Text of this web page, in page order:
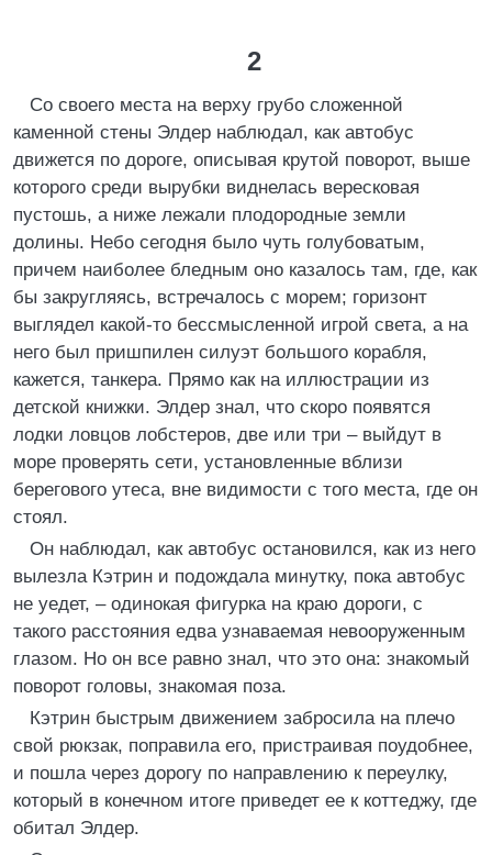
2
Со своего места на верху грубо сложенной
каменной стены Элдер наблюдал, как автобус
движется по дороге, описывая крутой поворот, выше
которого среди вырубки виднелась вересковая
пустошь, а ниже лежали плодородные земли
долины. Небо сегодня было чуть голубоватым,
причем наиболее бледным оно казалось там, где, как
бы закругляясь, встречалось с морем; горизонт
выглядел какой-то бессмысленной игрой света, а на
него был пришпилен силуэт большого корабля,
кажется, танкера. Прямо как на иллюстрации из
детской книжки. Элдер знал, что скоро появятся
лодки ловцов лобстеров, две или три – выйдут в
море проверять сети, установленные вблизи
берегового утеса, вне видимости с того места, где он
стоял.
Он наблюдал, как автобус остановился, как из него
вылезла Кэтрин и подождала минутку, пока автобус
не уедет, – одинокая фигурка на краю дороги, с
такого расстояния едва узнаваемая невооруженным
глазом. Но он все равно знал, что это она: знакомый
поворот головы, знакомая поза.
Кэтрин быстрым движением забросила на плечо
свой рюкзак, поправила его, пристраивая поудобнее,
и пошла через дорогу по направлению к переулку,
который в конечном итоге приведет ее к коттеджу, где
обитал Элдер.